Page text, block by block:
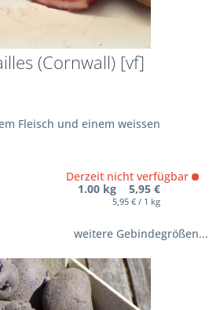
(Cornwall) [vf]
Fleisch und einem weissen
Derzeit nicht verfügbar
1.00 kg 5,95 €
5,95 € / 1 kg
weitere Gebindegrößen...